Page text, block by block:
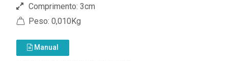
Comprimento: 3cm
Peso: 0,010Kg
Manual